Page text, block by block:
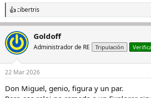
R
e
a
c
c
i
e
:
cibertris
Goldoff
Administrador de RE Tripulación
22 Mar 2026
Don Miguel, genio, figura y un par.